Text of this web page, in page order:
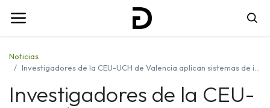
Noticias
Investigadores de la CEU-UCH de Valencia aplican sistemas de inteligencia artificial para reducir el consumo de energía
Investigadores de la CEU-